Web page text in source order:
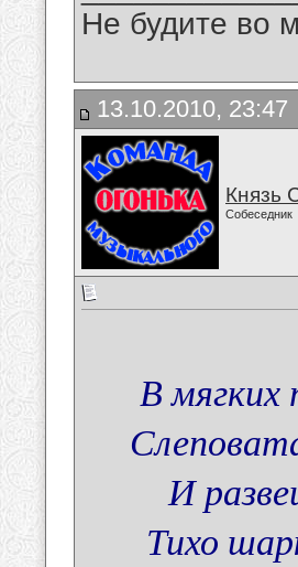
Не будите во
13.10.2010, 23:47
Князь
Собеседник
В мягких
И
Тихо